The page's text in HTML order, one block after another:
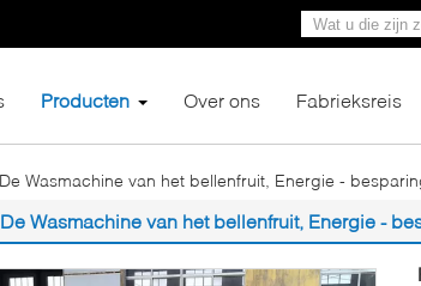
Producten Over ons Fabrieksreis
De Wasmachine van het bellenfruit, Energie -
De Wasmachine van het bellenfruit, Energie -